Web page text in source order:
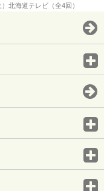
北海道テレビ（全4回）